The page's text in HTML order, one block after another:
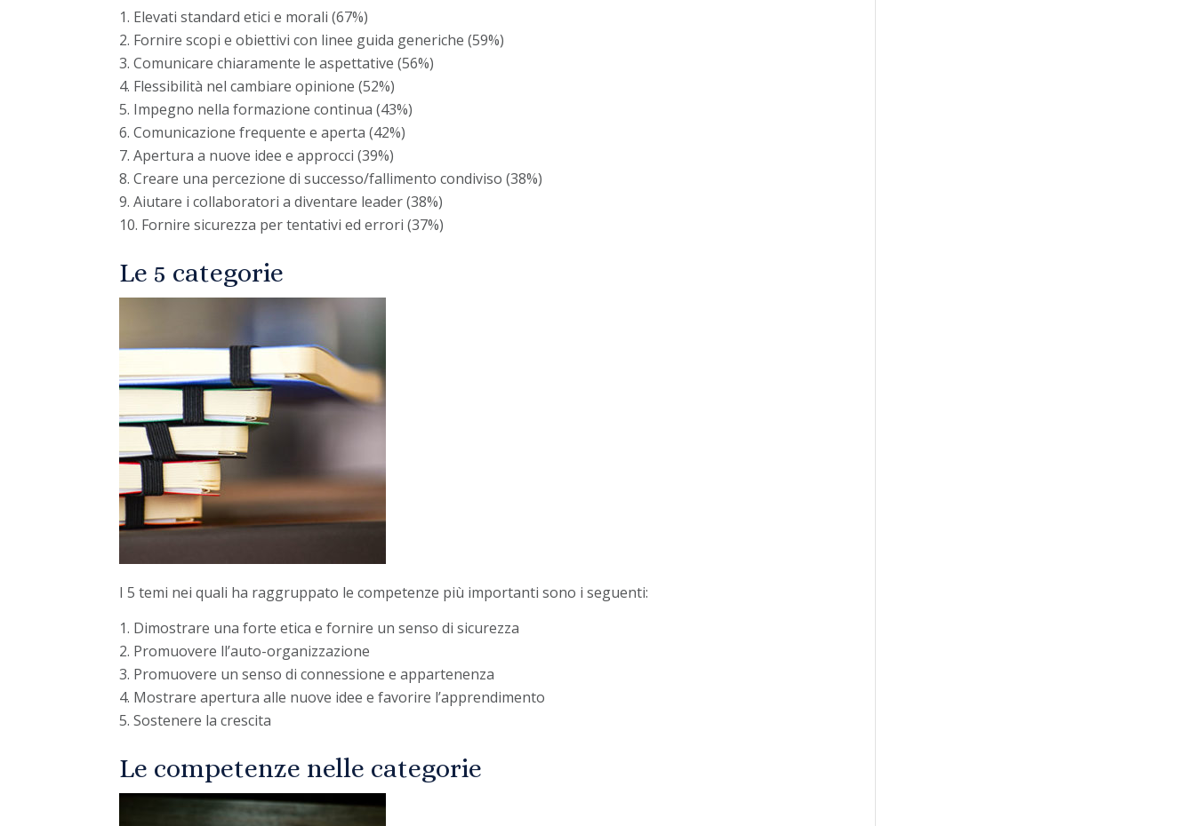
Elevati standard etici e morali (67%)
Fornire scopi e obiettivi con linee guida generiche (59%)
Comunicare chiaramente le aspettative (56%)
Flessibilità nel cambiare opinione (52%)
Impegno nella formazione continua (43%)
Comunicazione frequente e aperta (42%)
Apertura a nuove idee e approcci (39%)
Creare una percezione di successo/fallimento condiviso (38%)
Aiutare i collaboratori a diventare leader (38%)
Fornire sicurezza per tentativi ed errori (37%)
Le 5 categorie
I 5 temi nei quali ha raggruppato le competenze più importanti sono i seguenti:
Dimostrare una forte etica e fornire un senso di sicurezza
Promuovere ll’auto-organizzazione
Promuovere un senso di connessione e appartenenza
Mostrare apertura alle nuove idee e favorire l’apprendimento
Sostenere la crescita
Le competenze nelle categorie